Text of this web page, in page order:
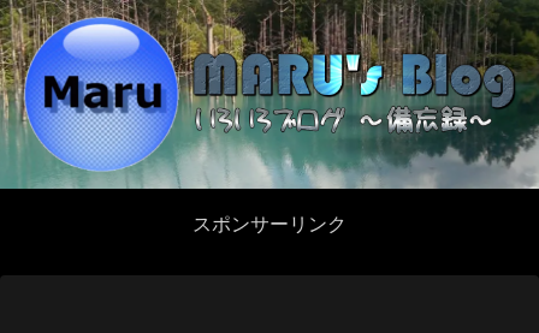
スポンサーリンク